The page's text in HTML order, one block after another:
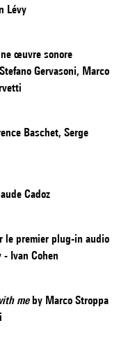
Lévy
œuvre sonore
Gervasoni, Marco
Baschet, Serge
Cadoz
le premier plug-in audio
Ivan Cohen
meby Marco Stroppa